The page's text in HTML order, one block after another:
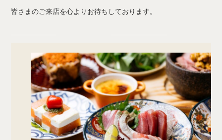
皆さまのご来店を心よりお待ちしております。